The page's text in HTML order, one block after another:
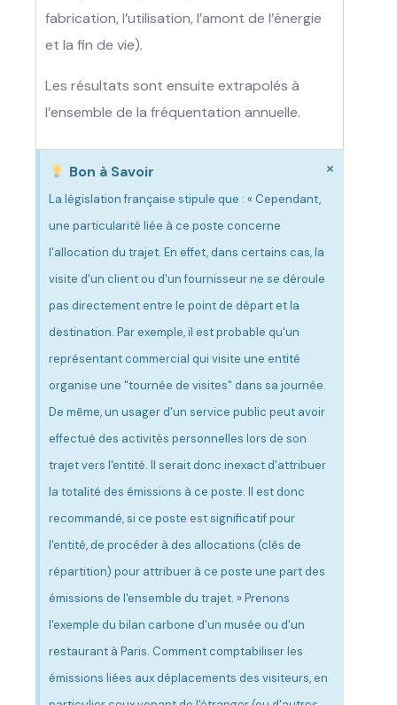
fabrication, l’utilisation, l’amont de l’énergie
et la fin de vie).
Les résultats sont ensuite extrapolés à
l’ensemble de la fréquentation annuelle.
Bon à Savoir
La législation française stipule que : « Cependant,
une particularité liée à ce poste concerne
l'allocation du trajet. En effet, dans certains cas, la
visite d'un client ou d'un fournisseur ne se déroule
pas directement entre le point de départ et la
destination. Par exemple, il est probable qu'un
représentant commercial qui visite une entité
organise une "tournée de visites" dans sa journée.
De même, un usager d'un service public peut avoir
effectué des activités personnelles lors de son
trajet vers l'entité. Il serait donc inexact d'attribuer
la totalité des émissions à ce poste. Il est donc
recommandé, si ce poste est significatif pour
l'entité, de procéder à des allocations (clés de
répartition) pour attribuer à ce poste une part des
émissions de l'ensemble du trajet. » Prenons
l'exemple du bilan carbone d'un musée ou d'un
restaurant à Paris. Comment comptabiliser les
émissions liées aux déplacements des visiteurs, en
×